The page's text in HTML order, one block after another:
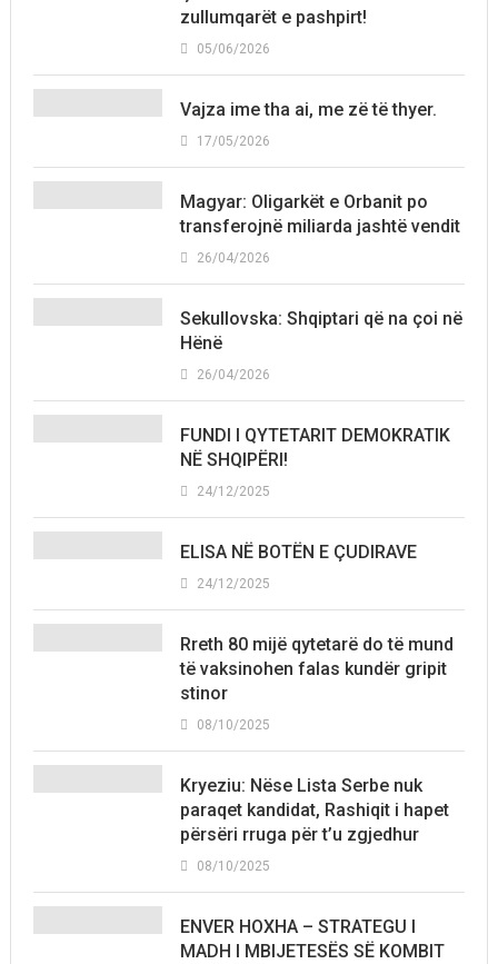
zullumqarët e pashpirt!
05/06/2026
Vajza ime tha ai, me zë të thyer.
17/05/2026
Magyar: Oligarkët e Orbanit po
transferojnë miliarda jashtë vendit
26/04/2026
Sekullovska: Shqiptari që na çoi në
Hënë
26/04/2026
FUNDI I QYTETARIT DEMOKRATIK
NË SHQIPËRI!
24/12/2025
ELISA NË BOTËN E ÇUDIRAVE
24/12/2025
Rreth 80 mijë qytetarë do të mund
të vaksinohen falas kundër gripit
stinor
08/10/2025
Kryeziu: Nëse Lista Serbe nuk
paraqet kandidat, Rashiqit i hapet
përsëri rruga për t’u zgjedhur
08/10/2025
ENVER HOXHA – STRATEGU I
MADH I MBIJETESËS SË KOMBIT